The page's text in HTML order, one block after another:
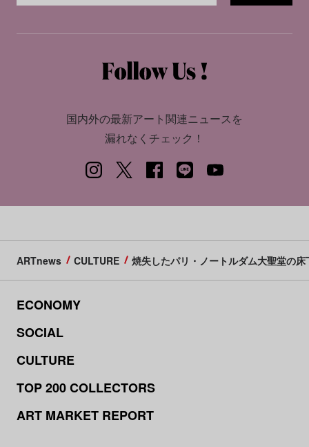
国内外の最新アート関連ニュースを
漏れなくチェック！
ARTnews CULTURE 焼失したパリ・ノートルダム大聖堂の
ECONOMY
SOCIAL
CULTURE
TOP 200 COLLECTORS
ART MARKET REPORT